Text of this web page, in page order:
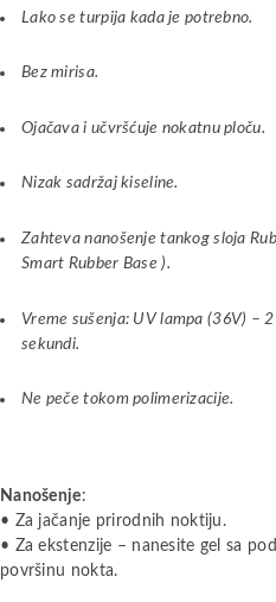
Lako se turpija kada je potrebno.
Bez mirisa.
Ojačava i učvršćuje nokatnu ploču.
Nizak sadržaj kiseline.
Zahteva nanošenje tankog sloja
Smart Rubber Base ).
Vreme sušenja: UV lampa (36V) –
sekundi.
Ne peče tokom polimerizacije.
Nanošenje:
• Za jačanje prirodnih noktiju.
• Za ekstenzije – nanesite gel sa
površinu nokta.